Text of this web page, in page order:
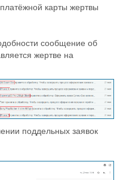
карты жертвы
сообщение об
жертве на
поддельных заявок